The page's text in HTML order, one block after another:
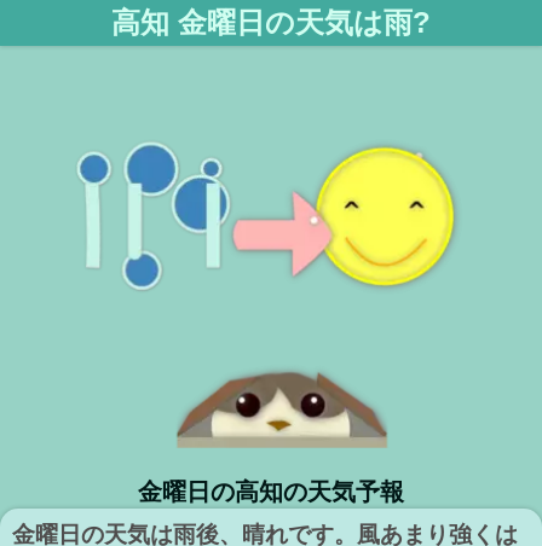
高知 金曜日の天気は雨?
金曜日の高知の天気予報
金曜日の天気は雨後、晴れです。風あまり強くは